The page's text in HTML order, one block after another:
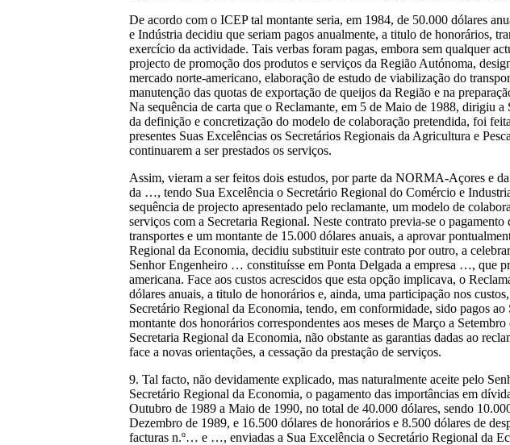
De acordo com o ICEP tal montante seria, em 1984, de 50.000 dólares
e Indústria decidiu que seriam pagos anualmente, a titulo de honorários,
exercício da actividade. Tais verbas foram pagas, embora sem qualquer
projecto de promoção dos produtos e serviços da Região Autónoma,
mercado norte-americano, elaboração de estudo de viabilização do
manutenção das quotas de exportação de queijos da Região e na
Na sequência de carta que o Reclamante, em 5 de Maio de 1988, dirigiu
da definição e concretização do modelo de colaboração pretendida, foi
presentes Suas Excelências os Secretários Regionais da Agricultura e
continuarem a ser prestados os serviços.
Assim, vieram a ser feitos dois estudos, por parte da NORMA-Açores e
da …, tendo Sua Excelência o Secretário Regional do Comércio e
sequência de projecto apresentado pelo reclamante, um modelo de
serviços com a Secretaria Regional. Neste contrato previa-se o
transportes e um montante de 15.000 dólares anuais, a aprovar
Regional da Economia, decidiu substituir este contrato por outro, a
Senhor Engenheiro … constituísse em Ponta Delgada a empresa …, que
americana. Face aos custos acrescidos que esta opção implicava, o
dólares anuais, a titulo de honorários e, ainda, uma participação nos
Secretário Regional da Economia, tendo, em conformidade, sido pagos
montante dos honorários correspondentes aos meses de Março a
Secretaria Regional da Economia, não obstante as garantias dadas ao
face a novas orientações, a cessação da prestação de serviços.
9. Tal facto, não devidamente explicado, mas naturalmente aceite pelo
Secretário Regional da Economia, o pagamento das importâncias em
Outubro de 1989 a Maio de 1990, no total de 40.000 dólares, sendo
Dezembro de 1989, e 16.500 dólares de honorários e 8.500 dólares de
facturas n.º… e …, enviadas a Sua Excelência o Secretário Regional da